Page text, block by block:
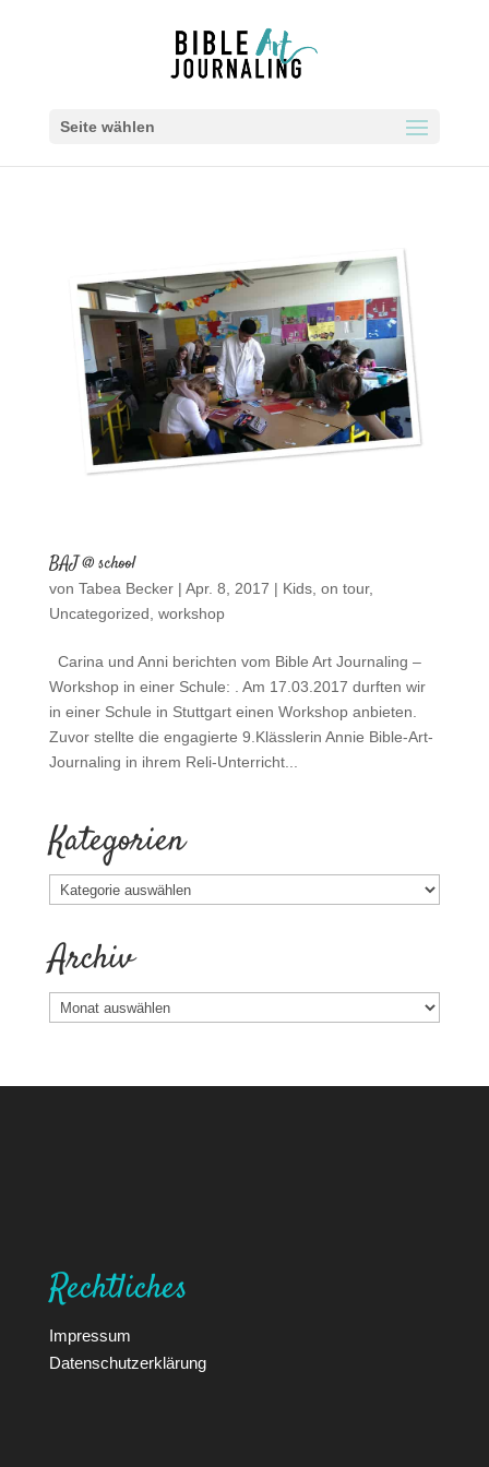
Seite wählen
BAJ @ school
von Tabea Becker| Apr. 8, 2017 | Kids, on tour,
Uncategorized workshop
Carina und Anni berichten vom Bible Art Journaling –
Workshop in einer Schule: . Am 17.03.2017 durften wir
in einer Schule in Stuttgart einen Workshop anbieten.
Zuvor stellte die engagierte 9.Klässlerin Annie Bible-Art-
Journaling in ihrem Reli-Unterricht...
Kategorien
Kategorien
Archiv
Archiv
Rechtliches
Impressum
Datenschutzerklärung